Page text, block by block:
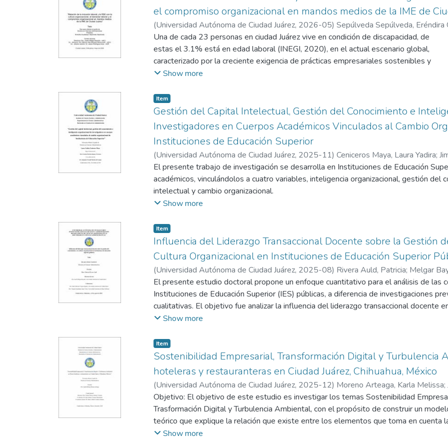
organización (Argote, 2024; Dzenopoljac et al., 2024; Wang et al., 2024). Desde
esta perspectiva, la presente investigación tuvo como objetivo general identificar la
relación entre el aprendizaje de explotación y el aprendizaje de exploración con el
aprendizaje organizacional y la transferencia de la información.
La expectativa teórica inicial partió de que ambas dimensiones del aprendizaje
ambidiestro podrían contribuir, aunque con distinta intensidad, al fortalecimiento del
aprendizaje organizacional y de las condiciones que favorecen la transferencia de
que exploración y explotación pueden ser analizadas como dimensiones
complementarias de la ambidestreza organizacional y que ambas tienen efectos
potenciales sobre distintas formas de desempeño y desarrollo organizacional (He y
Wong, 2004; Jansen et al., 2006).
el compromiso organizacional en mandos medios de la IME de
(Universidad Autónoma de Ciudad Juárez, 2026-05) Sepúlveda Sepúlveda, Eréndira
Josefa
Una de cada 23 personas en ciudad Juárez vive en condición de discapacidad, de
estas el 3.1% está en edad laboral (INEGI, 2020), en el actual escenario global,
caracterizado por la creciente exigencia de prácticas empresariales sostenibles y
socialmente responsables, la inclusión laboral de personas en condición de
Empresarial (Vargas-Chaves, 2016).
Lejos de ser únicamente un imperativo ético, la inclusión laboral se configura
como un factor estratégico que impacta en la cultura organizacional, el bienestar
laboral y el compromiso organizacional de los trabajadores (Radziwill, 2024).
Show more
Item
Gestión del Capital Intelectual, Gestión del Conocimiento e
Investigadores en Cuerpos Académicos Vinculados al Cambio
Instituciones de Educación Superior
(Universidad Autónoma de Ciudad Juárez, 2025-11) Ceniceros Maya, Laura Yadira;
El presente trabajo de investigación se desarrolla en Instituciones de Educación
académicos, vinculándolos a cuatro variables, inteligencia organizacional, gestión del
intelectual y cambio organizacional.
Las IES, en comparación con otras organizaciones que existen en los mercados y
que su razón de ser desde la fundación de las universidades ha sido
Sin embargo, en los últimos años se consideran a las universidades no solamente
conocimiento mediante la investigación tanto científica como práctica, enmarcada en
por ello que esta investigación busca encontrar la relación entre las variables (IO, GC,
investigadores en dos momentos del tiempo cuando entraron a sus cuerpos
instrumento de medición, para así poder identificar el cambio organizacional.
Show more
Item
Influencia del Liderazgo Transaccional Docente sobre la Gestión
Cultura Organizacional en Instituciones de Educación Superior
(Universidad Autónoma de Ciudad Juárez, 2025-08) Rivera Auld, Patricia; Melgar
El presente estudio doctoral propone un enfoque cuantitativo para el análisis de las
Instituciones de Educación Superior (IES) públicas, a diferencia de investigaciones
cualitativas. El objetivo fue analizar la influencia del liderazgo transaccional docente
cultura organizacional en IES públicas de Ciudad Juárez, Chihuahua. Se adoptó un
incorporando métricas actualizadas para la validación de modelos, conforme a Hair
docentes de tiempo completo de tres instituciones: Universidad Autónoma de Ciudad
Ciudad Juárez y Universidad Autónoma de Chihuahua. Para la recolección de datos
Multifactor Leadership Questionnaire (Bass y Avolio, 2000) para medir liderazgo
Argueta y Jiménez (2017) para la gestión del conocimiento, y el Denison
2015) para evaluar la cultura organizacional. Los resultados evidencian una relación
transaccional y la gestión del conocimiento, así como un efecto positivo del liderazgo
mediado por la gestión del conocimiento.
Show more
Item
Sostenibilidad Empresarial, Transformación Digital y Turbulencia
hoteleras y restauranteras en Ciudad Juárez, Chihuahua, México
(Universidad Autónoma de Ciudad Juárez, 2025-12) Moreno Arteaga, Karla Melissa;
Objetivo: El objetivo de este estudio es investigar los temas Sostenibilidad
Trasformación Digital y Turbulencia Ambiental, con el propósito de construir un
teórico que explique la relación que existe entre los elementos que toma en cuenta
como herramientas de Transformación Digital para hacer frente a los cambios
Show more